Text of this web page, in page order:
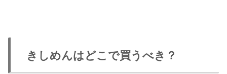
きしめんはどこで買うべき？